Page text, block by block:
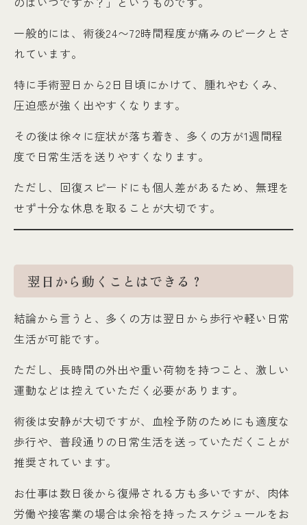
一般的には、術後24〜72時間程度が痛みのピークとさ
れています。
特に手術翌日から2日目頃にかけて、腫れやむくみ、
圧迫感が強く出やすくなります。
その後は徐々に症状が落ち着き、多くの方が1週間程
度で日常生活を送りやすくなります。
ただし、回復スピードにも個人差があるため、無理を
せず十分な休息を取ることが大切です。
翌日から動くことはできる？
結論から言うと、多くの方は翌日から歩行や軽い日常
生活が可能です。
ただし、長時間の外出や重い荷物を持つこと、激しい
運動などは控えていただく必要があります。
術後は安静が大切ですが、血栓予防のためにも適度な
歩行や、普段通りの日常生活を送っていただくことが
推奨されています。
お仕事は数日後から復帰される方も多いですが、肉体
労働や接客業の場合は余裕を持ったスケジュールをお